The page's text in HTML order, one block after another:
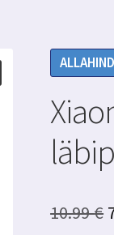
10.99€